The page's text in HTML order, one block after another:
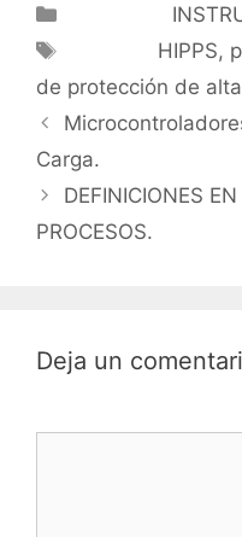
Categorías
EtiquetasHIPPS,
de protección de
Carga.
DEFINICIONES
PROCESOS.
Deja un